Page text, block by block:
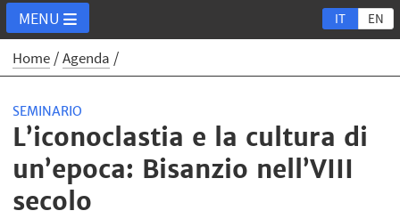
IT EN
MENU
Home Agenda
SEMINARIO
L’iconoclastia e la cultura di
un’epoca: Bisanzio nell’VIII
secolo